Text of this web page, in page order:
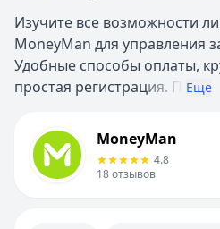
Изучите все возможности
MoneyMan для управления
Удобные способы оплаты,
простая регистрация. П Еще
ИнформацияMoneyMan
4.8
18отзывов